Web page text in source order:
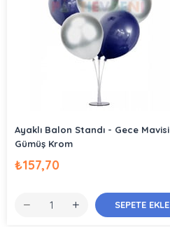
Ayaklı Balon Standı - Gece Mavisi
Gümüş Krom
₺157,70
SEPETE EKLE